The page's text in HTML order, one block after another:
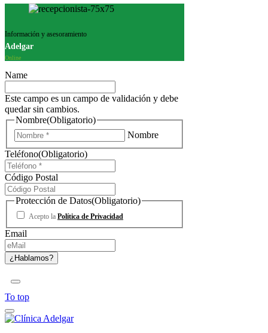
Información y asesoramiento
Adelgar
Online
Name
Este campo es un campo de validación y debe
quedar sin cambios.
Nombre(Obligatorio)
Nombre
Teléfono(Obligatorio)
Código Postal
Protección de Datos(Obligatorio)
Acepto la Política de Privacidad
Email
To top